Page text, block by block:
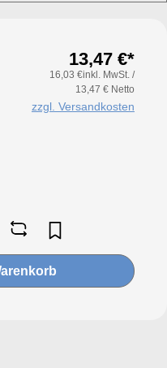
13,47 €*
16,03 €inkl. MwSt. /
13,47 € Netto
zzgl. Versandkosten